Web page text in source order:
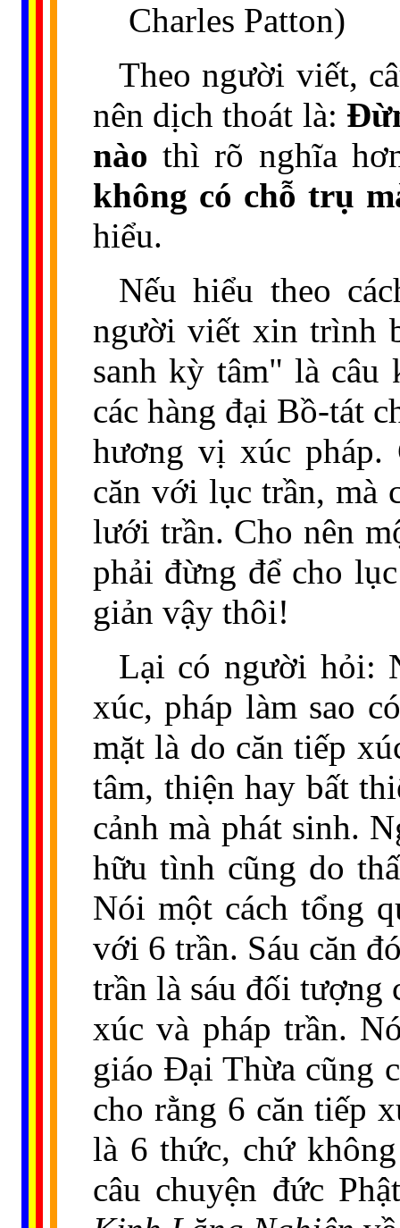
Charles Patton)
Theo người viết,
nên dịch thoát là:
nàothì rõ nghĩa
không có chỗ trụ
hiểu.
Nếu hiểu theo
người viết xin trình
sanh kỳ tâm" là câu
các hàng đại Bồ-tát
hương vị xúc pháp.
căn với lục trần, mà
lưới trần. Cho nên
phải đừng để cho
giản vậy thôi!
Lại có người hỏi:
xúc, pháp làm sao
mặt là do căn tiếp
tâm, thiện hay bất
cảnh mà phát sinh.
hữu tình cũng do
Nói một cách tổng
với 6 trần. Sáu căn
trần là sáu đối tượng
xúc và pháp trần.
giáo Đại Thừa cũng
cho rằng 6 căn tiếp
là 6 thức, chứ
câu chuyện đức